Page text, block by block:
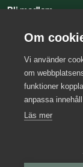
Bli medlem
Kontakta oss
Press
Om
Vi använder
om
funktioner
anpassa
Läs mer